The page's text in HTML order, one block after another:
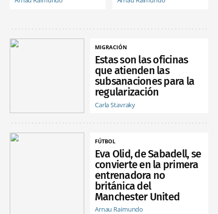
MIGRACIÓN
Estas son las oficinas
que atienden las
subsanaciones para la
regularización
Carla Stavraky
FÚTBOL
Eva Olid, de Sabadell, se
convierte en la primera
entrenadora no
británica del
Manchester United
Arnau Raimundo